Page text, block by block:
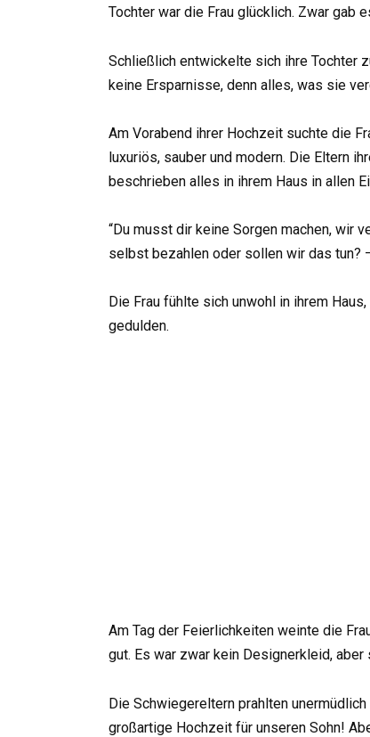
Tochter war die Frau glücklich. Zwar gab
Schließlich entwickelte sich ihre Tochter
keine Ersparnisse, denn alles, was sie
Am Vorabend ihrer Hochzeit suchte die
luxuriös, sauber und modern. Die Eltern
beschrieben alles in ihrem Haus in allen
“Du musst dir keine Sorgen machen, wir
selbst bezahlen oder sollen wir das
Die Frau fühlte sich unwohl in ihrem
gedulden.
Am Tag der Feierlichkeiten weinte die
gut. Es war zwar kein Designerkleid,
Die Schwiegereltern prahlten
großartige Hochzeit für unseren Sohn!